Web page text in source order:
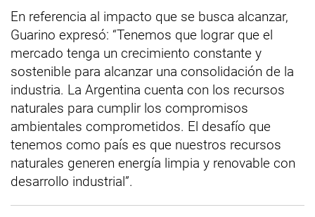
En referencia al impacto que se busca alcanzar,
Guarino expresó: “Tenemos que lograr que el
mercado tenga un crecimiento constante y
sostenible para alcanzar una consolidación de la
industria. La Argentina cuenta con los recursos
naturales para cumplir los compromisos
ambientales comprometidos. El desafío que
tenemos como país es que nuestros recursos
naturales generen energía limpia y renovable con
desarrollo industrial”.